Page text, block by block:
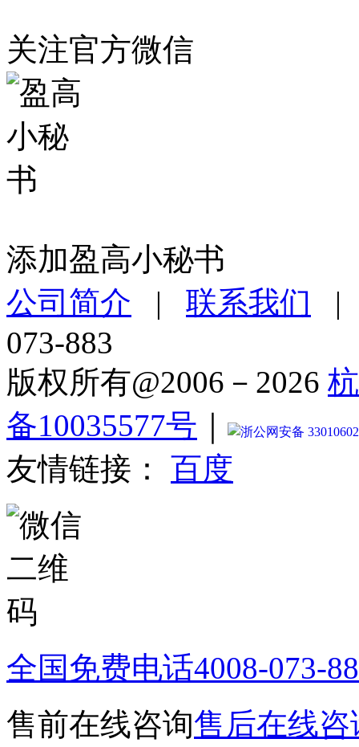
关注官方微信
添加盈高小秘书
公司简介 | 联系我们
073-883
版权所有@2006－2026
备10035577号
浙公网安备
友情链接： 百度
全国免费电话4008-073-
售前在线咨询售后在线咨